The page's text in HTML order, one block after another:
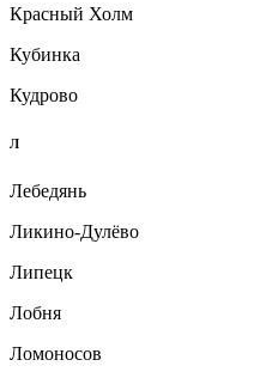
Красный Холм
Кубинка
Кудрово
Л
Лебедянь
Ликино-Дулёво
Липецк
Лобня
Ломоносов